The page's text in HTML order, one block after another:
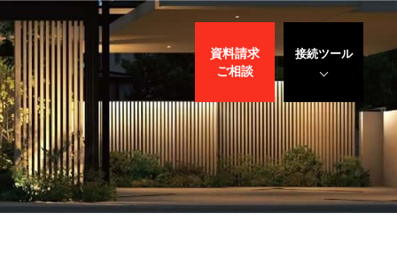
接続ツール
遠隔サポート
WEBデモ
サポート
資料請求
ご相談